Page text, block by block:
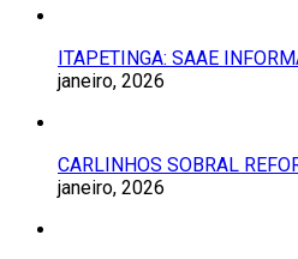
ITAPETINGA: SAAE
janeiro, 2026
CARLINHOS SOBRAL
janeiro, 2026